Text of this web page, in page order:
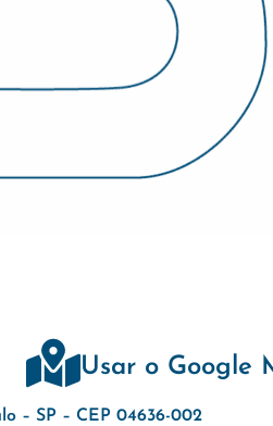
Usar o Google
– SP – CEP 04636-002